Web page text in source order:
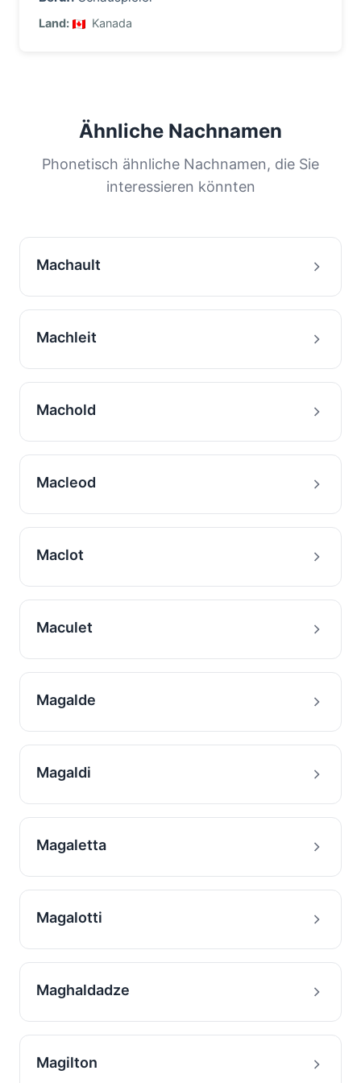
Land: Kanada
Ähnliche Nachnamen
Phonetisch ähnliche Nachnamen, die Sie
interessieren könnten
Machault
Machleit
Machold
Macleod
Maclot
Maculet
Magalde
Magaldi
Magaletta
Magalotti
Maghaldadze
Magilton